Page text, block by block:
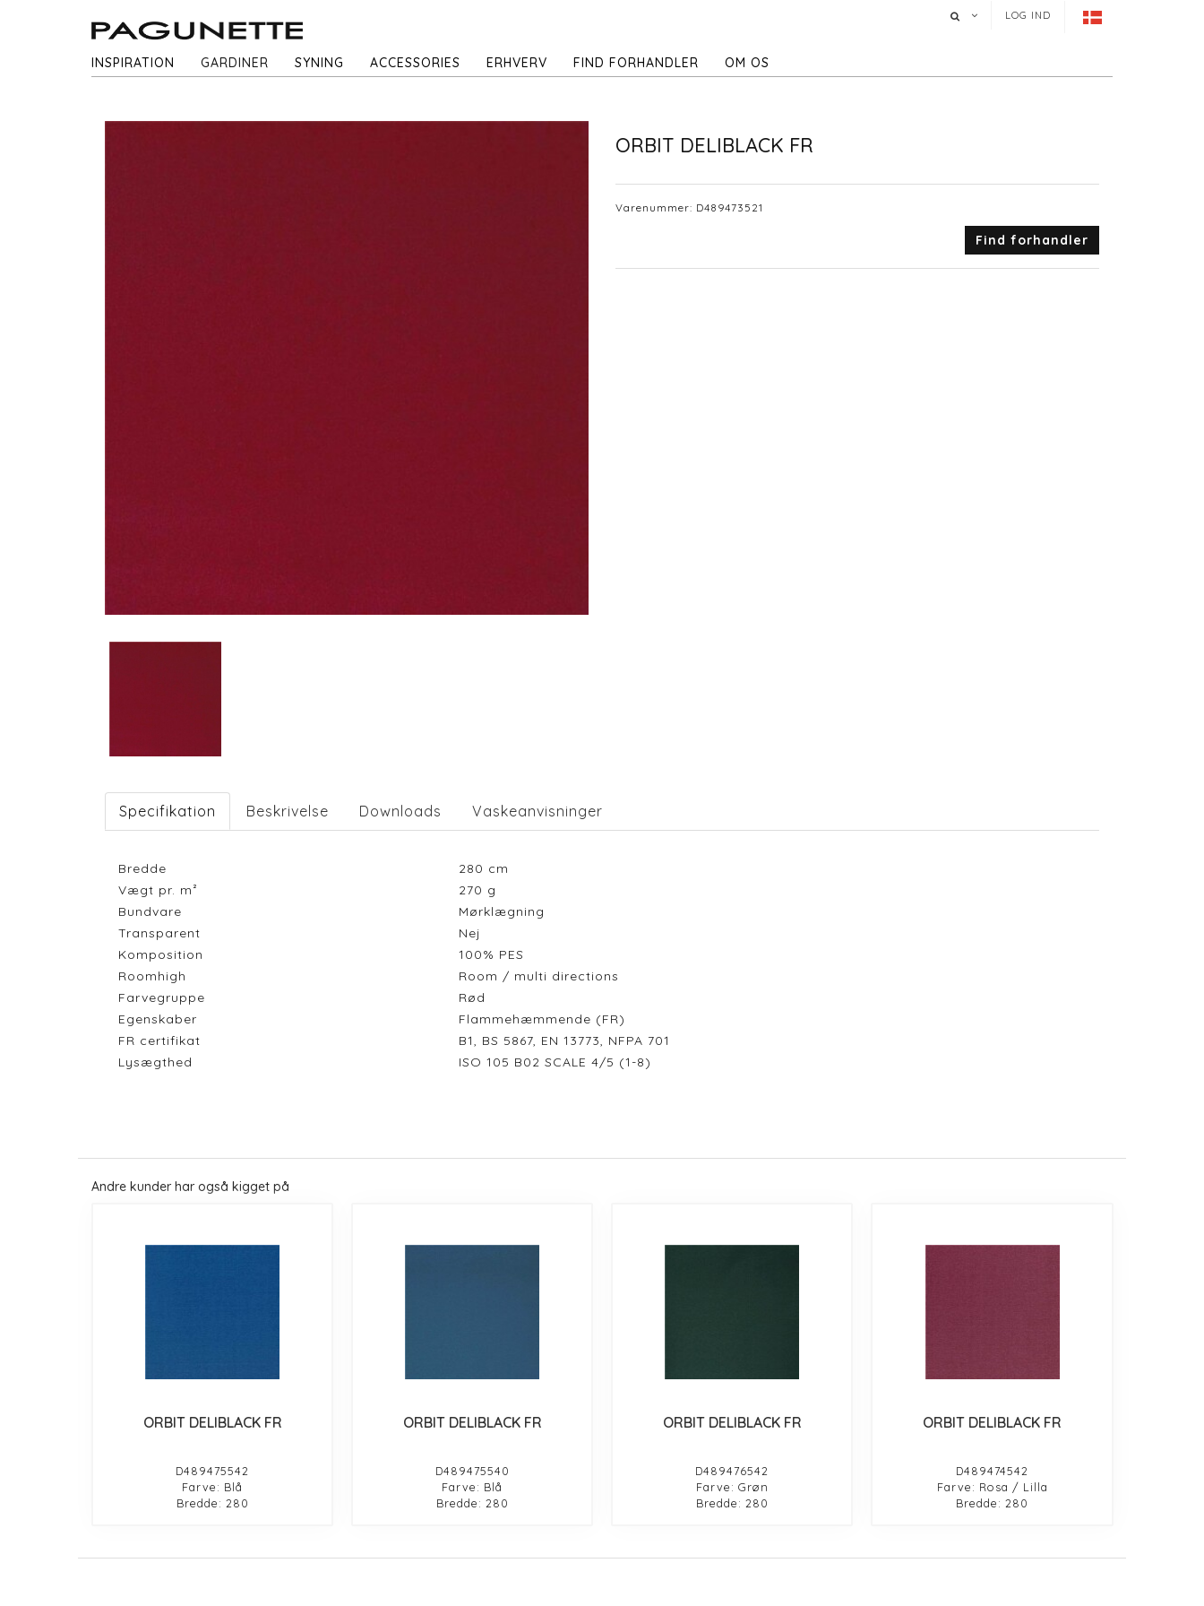
LOG IND
INSPIRATION GARDINER SYNING ACCESSORIES ERHVERV FIND FORHANDLER OM OS
ORBIT DELIBLACK FR
Varenummer: D489473521
Find forhandler
Specifikation Beskrivelse Downloads Vaskeanvisninger
Bredde 280 cm
Vægt pr. m²
270 g
Bundvare
Mørklægning
Transparent
Nej
Komposition
100% PES
Roomhigh
Room / multi directions
Farvegruppe
Rød
Egenskaber
Flammehæmmende (FR)
FR certifikat
B1, BS 5867, EN 13773, NFPA 701
Lysægthed
ISO 105 B02 SCALE 4/5 (1-8)
Andre kunder har også kigget på
ORBIT DELIBLACK FR
D489475542
Farve: Blå
Bredde: 280
ORBIT DELIBLACK FR
D489475540
Farve: Blå
Bredde: 280
ORBIT DELIBLACK FR
D489476542
Farve: Grøn
Bredde: 280
ORBIT DELIBLACK FR
D489474542
Farve: Rosa / Lilla
Bredde: 280